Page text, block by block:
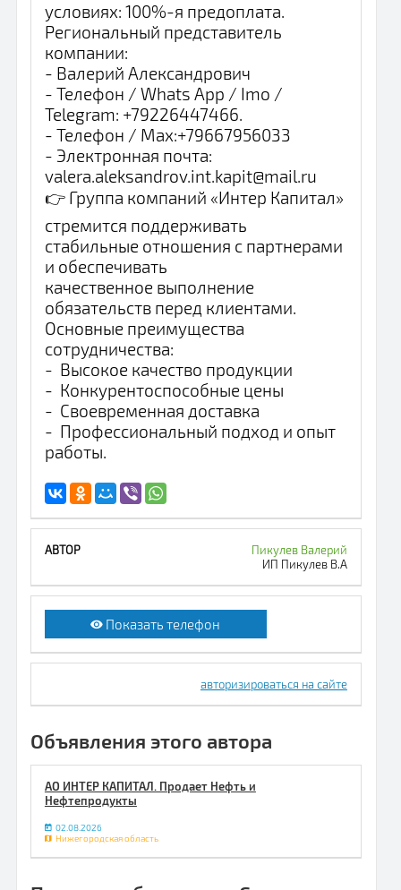
условиях: 100%-я предоплата.
Региональный представитель
компании:
- Валерий Александрович
- Телефон / Whats App / Imo /
Telegram: +79226447466.
- Телефон / Max:+79667956033
- Электронная почта:
valera.aleksandrov.int.kapit@mail.ru
👉 Группа компаний «Интер Капитал»
стремится поддерживать
стабильные отношения с партнерами
и обеспечивать
качественное выполнение
обязательств перед клиентами.
Основные преимущества
сотрудничества:
- Высокое качество продукции
- Конкурентоспособные цены
- Своевременная доставка
- Профессиональный подход и опыт
работы.
Пикулев Валерий
ИП Пикулев В.А
Показать телефон
авторизироваться на сайте
Объявления этого автора
АО ИНТЕР КАПИТАЛ. Продает Нефть и
Нефтепродукты
02.08.2026
Нижегородская область